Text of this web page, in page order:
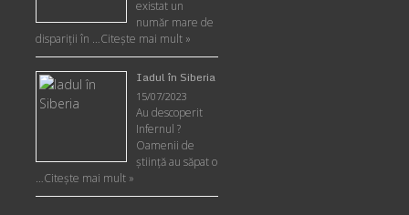
existat un
număr mare de
dispariții în …Citește mai mult »
Iadul în Siberia
15/07/2023
Au descoperit
Infernul ?
Oamenii de
ştiinţă au săpat o
…Citește mai mult »